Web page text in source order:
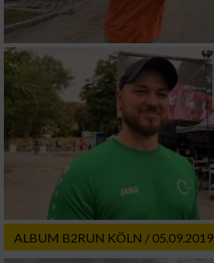
ALBUM B2RUN KÖLN / 05.09.2019